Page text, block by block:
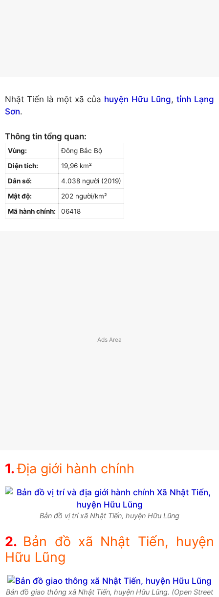
Nhật Tiến là một xã của huyện Hữu Lũng, tỉnh Lạng
Sơn.
Thông tin tổng quan:
Vùng:
Đông Bắc Bộ
Diện tích:
19,96 km²
Dân số:
4.038 người (2019)
Mật độ:
202 người/km²
Mã hành chính:
06418
Địa giới hành chính
Bản đồ vị trí xã Nhật Tiến, huyện Hữu Lũng
Bản đồ xã Nhật Tiến, huyện
Hữu Lũng
Bản đồ giao thông xã Nhật Tiến, huyện Hữu Lũng. (Open Street